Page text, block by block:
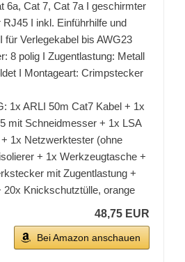
6a, Cat 7, Cat 7a I geschirmter
I inkl. Einführhilfe und
für Verlegekabel bis AWG23
8 polig I Zugentlastung: Metall
I Montageart: Crimpstecker
1x ARLI 50m Cat7 Kabel + 1x
mit Schneidmesser + 1x LSA
1x Netzwerktester (ohne
+ 1x Werkzeugtasche +
mit Zugentlastung +
20x Knickschutztülle, orange
48,75 EUR
Bei Amazon anschauen